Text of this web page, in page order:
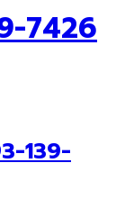
7426
139-